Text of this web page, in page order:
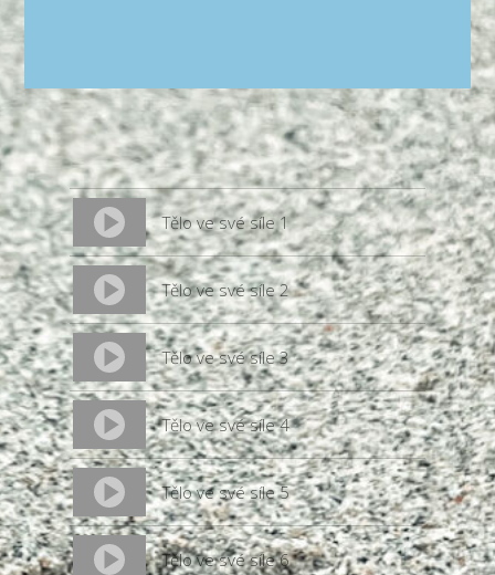
Tělo ve své síle 1
Tělo ve své síle 2
Tělo ve své síle 3
Tělo ve své síle 4
Tělo ve své síle 5
Tělo ve své síle 6